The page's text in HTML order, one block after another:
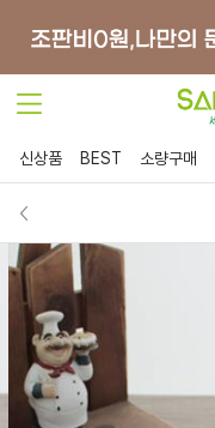
신상품 BEST 소량구매